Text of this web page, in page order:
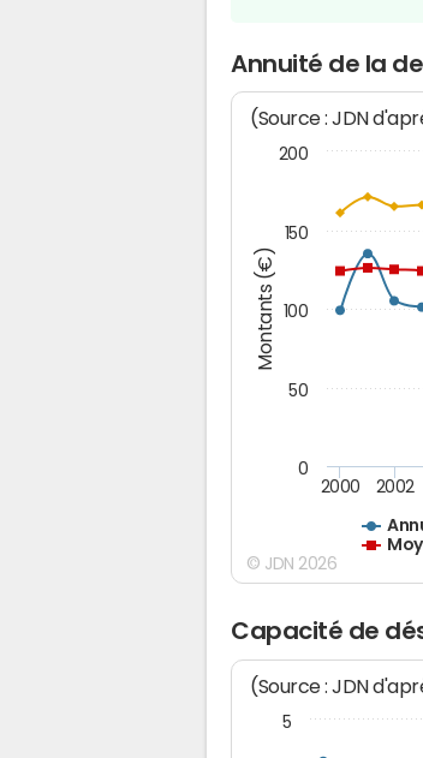
Annuité de la
Montants (€)
(Source : JDN
2000 2002
50
100
150
200
0
© JDN 2026
Capacité de
(Source : JDN
5